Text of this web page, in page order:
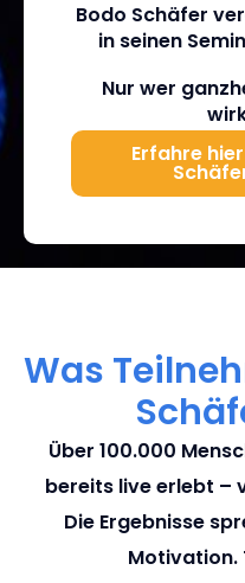
Bodo Schäfer
in seinen
Nur wer
Erfahre
Was
Über 100.000
bereits live erlebt –
Die Ergebnisse